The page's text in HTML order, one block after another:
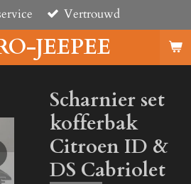
JEEPEE
Vertrouwd
Scharnier set
kofferbak
Citroen ID &
DS Cabriolet